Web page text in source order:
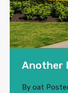
Another
By oat